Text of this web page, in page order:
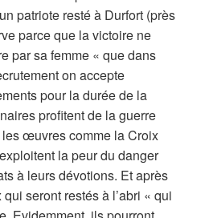
patriote resté à Durfort (près
parce que la victoire ne
par sa femme « que dans
on accepte
pour la durée de la
profitent de la guerre
les œuvres comme la Croix
la peur du danger
à leurs dévotions. Et après
seront restés à l’abri « qui